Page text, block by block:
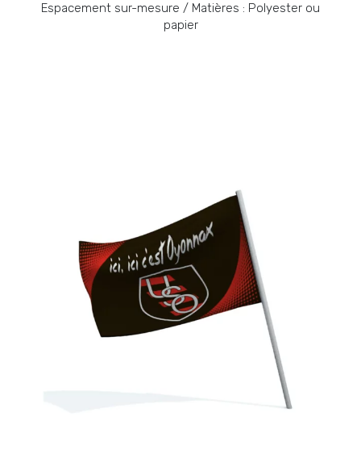
Espacement sur-mesure / Matières : Polyester ou
papier